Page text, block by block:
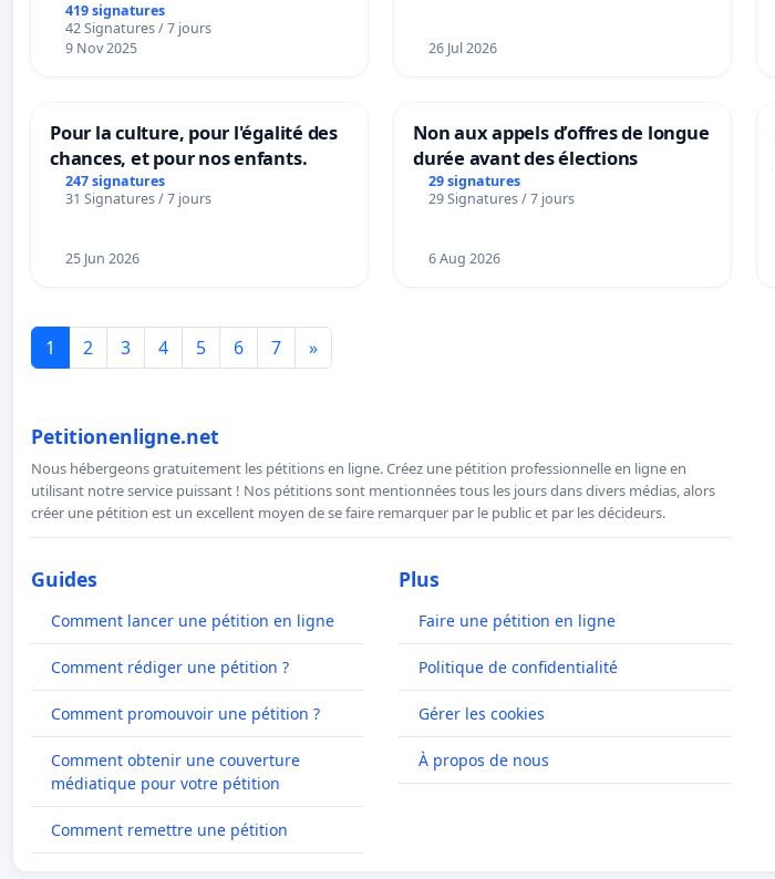
419 signatures
42 Signatures / 7 jours
9 Nov 2025
26 Jul 2026
Pour la culture, pour l'égalité des
chances, et pour nos enfants.
247 signatures
31 Signatures / 7 jours
25 Jun 2026
Non aux appels d’offres de longue
durée avant des élections
29 signatures
29 Signatures / 7 jours
6 Aug 2026
1 2 3 4 5 6 7 »
Petitionenligne.net
Nous hébergeons gratuitement les pétitions en ligne. Créez une pétition professionnelle en ligne en
utilisant notre service puissant ! Nos pétitions sont mentionnées tous les jours dans divers médias, alors
créer une pétition est un excellent moyen de se faire remarquer par le public et par les décideurs.
Guides
Comment lancer une pétition en ligne
Comment rédiger une pétition ?
Comment promouvoir une pétition ?
Comment obtenir une couverture
médiatique pour votre pétition
Comment remettre une pétition
Plus
Faire une pétition en ligne
Politique de confidentialité
Gérer les cookies
À propos de nous